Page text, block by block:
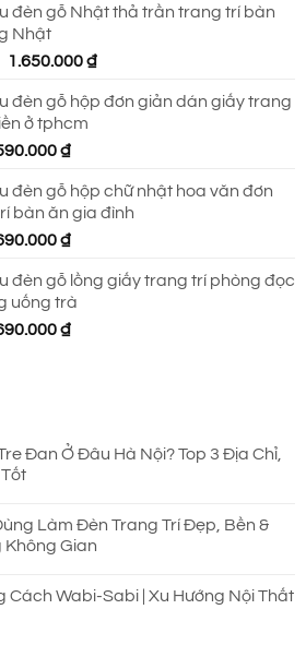
là:
2.790.000 ₫.
tại
2.150.000 ₫.
đèn gỗ Nhật thả trần trang trí bàn
Nhật
Giá
là:
2.145.000 ₫.
1.650.000₫Giá
tại
đèn gỗ hộp đơn giản dán giấy trang
ở tphcm
₫.
₫Giá
tại
là:
590.000 ₫.
đèn gỗ hộp chữ nhật hoa văn đơn
bàn ăn gia đình
₫.
₫Giá
tại
là:
690.000 ₫.
đèn gỗ lồng giấy trang trí phòng đọc
uống trà
₫Giá
Đan Ở Đâu Hà Nội? Top 3 Địa Chỉ,
Làm Đèn Trang Trí Đẹp, Bền &
Không Gian
Cách Wabi-Sabi | Xu Hướng Nội Thất